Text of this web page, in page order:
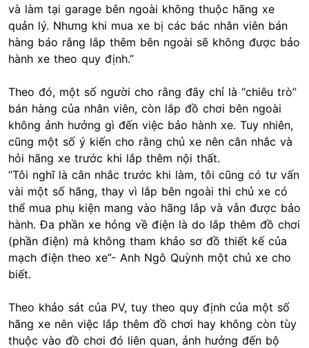
và làm tại garage bên ngoài không thuộc hãng xe
quản lý. Nhưng khi mua xe bị các bác nhân viên bán
hàng báo rằng lắp thêm bên ngoài sẽ không được bảo
hành xe theo quy định.”
Theo đó, một số người cho rằng đây chỉ là “chiêu trò”
bán hàng của nhân viên, còn lắp đồ chơi bên ngoài
không ảnh hưởng gì đến việc bảo hành xe. Tuy nhiên,
cũng một số ý kiến cho rằng chủ xe nên cân nhắc và
hỏi hãng xe trước khi lắp thêm nội thất.
“Tôi nghĩ là cân nhắc trước khi làm, tôi cũng có tư vấn
vài một số hãng, thay vì lắp bên ngoài thi chủ xe có
thể mua phụ kiện mang vào hãng lắp và vẫn được bảo
hành. Đa phần xe hỏng về điện là do lắp thêm đồ chơi
(phần điện) mà không tham khảo sơ đồ thiết kế của
mạch điện theo xe”- Anh Ngô Quỳnh một chủ xe cho
biết.
Theo khảo sát của PV, tuy theo quy định của một số
hãng xe nên việc lắp thêm đồ chơi hay không còn tùy
thuộc vào đồ chơi đó liên quan, ảnh hưởng đến bộ